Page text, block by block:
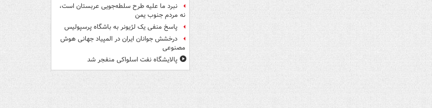
نبرد ما علیه طرح سلطه‌جویی عربستان است،
نه مردم جنوب یمن
پاسخ منفی یک لژیونر به باشگاه پرسپولیس
درخشش جوانان ایران در المپیاد جهانی هوش
مصنوعی
پالایشگاه نفت اسلواکی منفجر شد